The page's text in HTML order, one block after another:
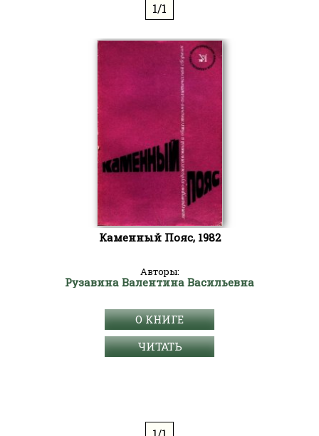
1/1
Каменный Пояс, 1982
Авторы:
Рузавина Валентина Васильевна
О КНИГЕ
ЧИТАТЬ